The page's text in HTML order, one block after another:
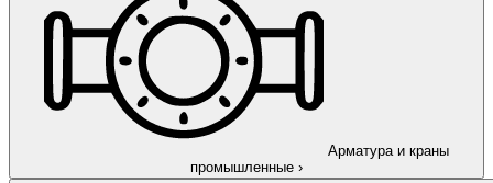
Арматура и краны
промышленные ›